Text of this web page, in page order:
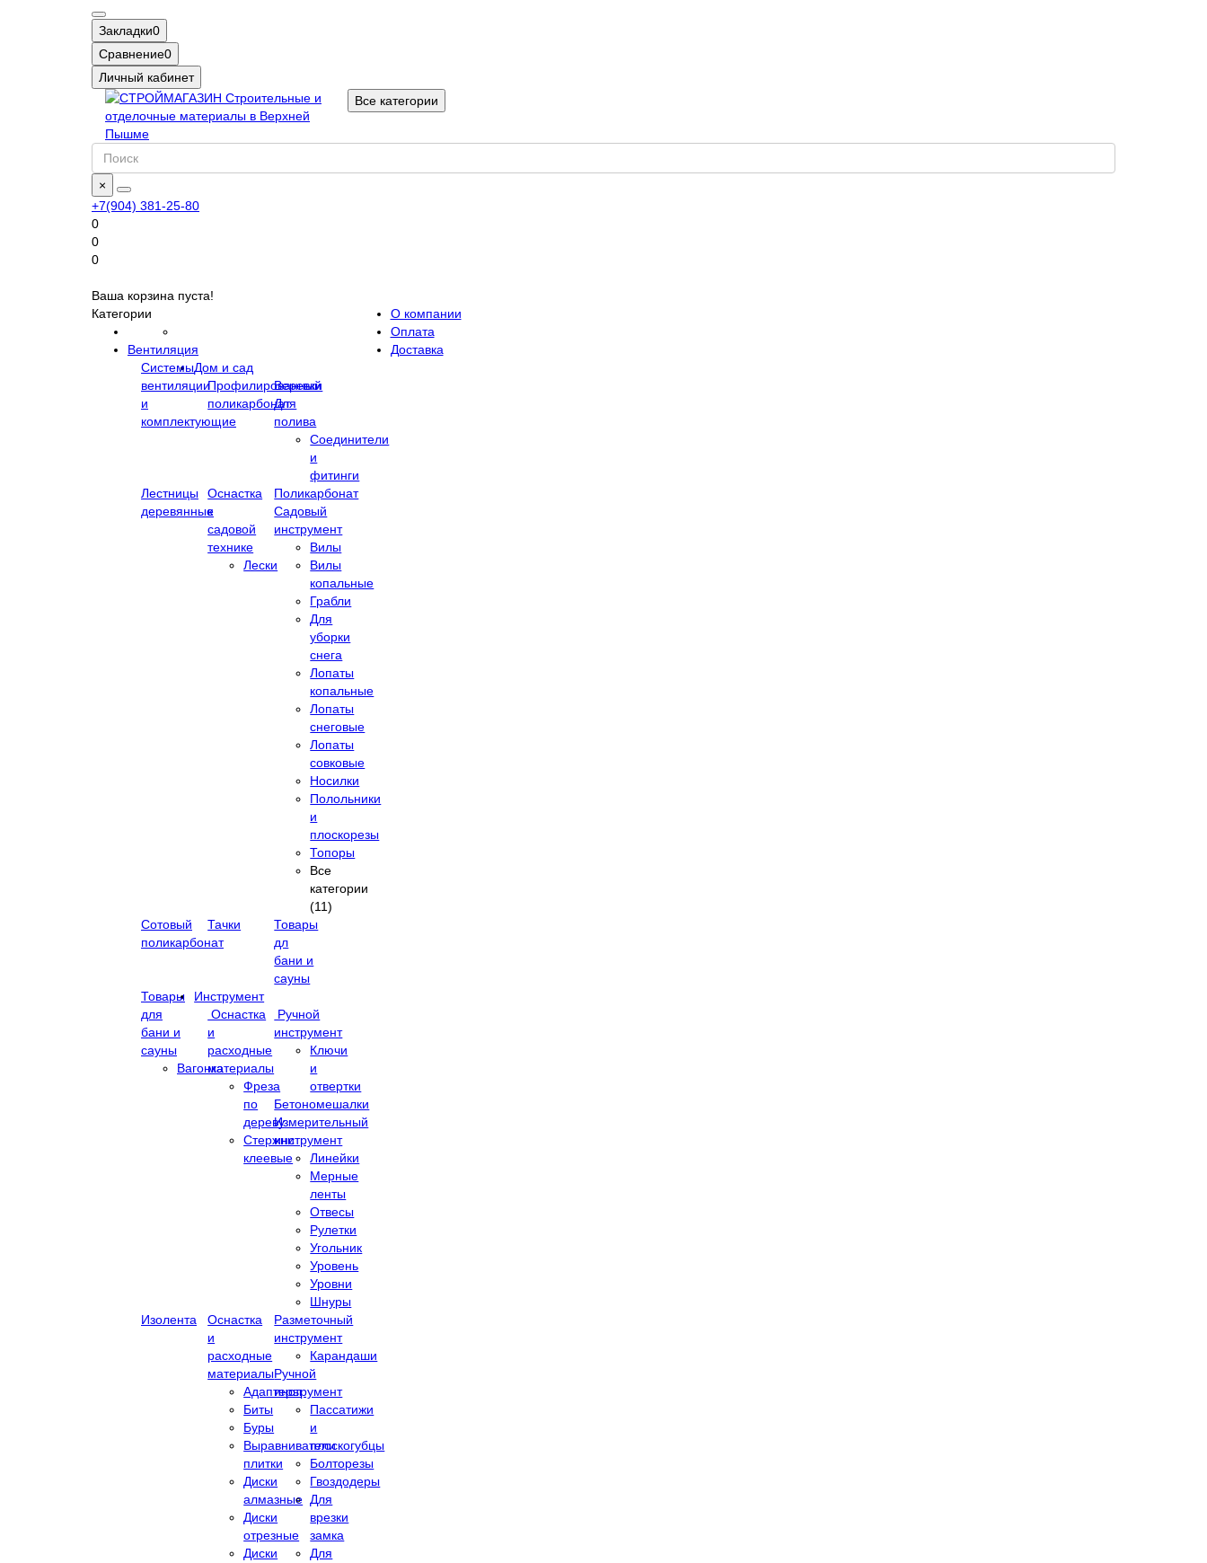
Закладки0
Сравнение0
Личный кабинет
Все категории
×
+7(904) 381-25-80
0
0
0
Ваша корзина пуста!
Категории
Вентиляция
Системы
вентиляции
и
комплектующие
Дом и сад
Профилированный
поликарбонат
Веревки
Для
полива
Соединители
и
фитинги
Лестницы
деревянные
Оснастка
к
садовой
технике
Лески
Поликарбонат
Садовый
инструмент
Вилы
Вилы
копальные
Грабли
Для
уборки
снега
Лопаты
копальные
Лопаты
снеговые
Лопаты
совковые
Носилки
Полольники
и
плоскорезы
Топоры
Все
категории
(11)
Сотовый
поликарбонат
Тачки
Товары
дл
бани и
сауны
Товары
для
бани и
сауны
Вагонка
Инструмент
Оснастка
и
расходные
материалы
Фреза
по
дереву
Стержни
клеевые
Ручной
инструмент
Ключи
и
отвертки
Бетономешалки
Измерительный
инструмент
Линейки
Мерные
ленты
Отвесы
Рулетки
Угольник
Уровень
Уровни
Шнуры
Изолента
Оснастка
и
расходные
материалы
Адаптеры
Биты
Буры
Выравниватели
плитки
Диски
алмазные
Диски
отрезные
Диски
Разметочный
инструмент
Карандаши
Ручной
инструмент
Пассатижи
и
плоскогубцы
Болторезы
Гвоздодеры
Для
врезки
замка
Для
О компании
Оплата
Доставка